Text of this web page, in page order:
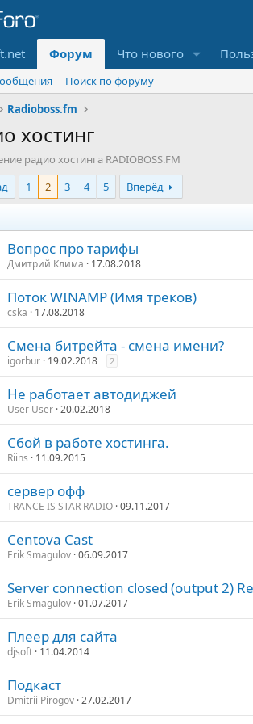
Форум Что нового
Поиск по форуму
Radioboss.fm
хостинг
радио хостинга RADIOBOSS.FM
1 2 3 4 5 Вперёд
Вопрос про тарифы
Дмитрий Клима 17.08.2018
Поток WINAMP (Имя треков)
cska 17.08.2018
Смена битрейта - смена имени?
igorbur 19.02.2018 2
Не работает автодиджей
User User 20.02.2018
Сбой в работе хостинга.
Riins 11.09.2015
сервер офф
TRANCE IS STAR RADIO 09.11.2017
Centova Cast
Erik Smagulov 06.09.2017
Server connection closed (output 2)
Erik Smagulov 01.07.2017
Плеер для сайта
djsoft 11.04.2014
Подкаст
Dmitrii Pirogov 27.02.2017